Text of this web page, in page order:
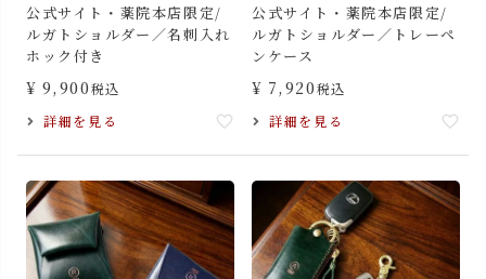
公式サイト・薬院本店限定/
ルガトショルダー／名刺入れ
ホック付き
¥ 9,900税込
詳細を見る
公式サイト・薬院本店限定/
ルガトショルダー／トレーペ
ンケース
¥ 7,920税込
詳細を見る